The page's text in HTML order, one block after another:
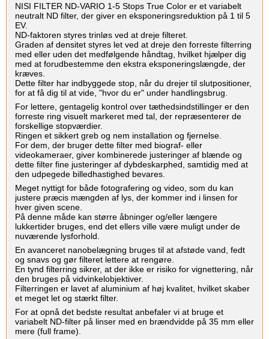
‎NISI FILTER ND-VARIO 1-5 Stops True Color‎‎ er et variabelt
neutralt ND filter, der giver en eksponeringsreduktion på 1 til 5
EV. ‎
ND-faktoren styres trinløs ved at dreje filteret. ‎
‎Graden af densitet styres let ved at dreje den forreste filterring
med eller uden det medfølgende håndtag, hvilket hjælper dig
med at forudbestemme den ekstra eksponeringslængde, der
kræves. ‎
‎Dette filter har indbyggede stop, når du drejer til slutpositioner,
for at få dig til at vide, "hvor du er" under handlingsbrug.‎
‎For lettere, gentagelig kontrol over tæthedsindstillinger er den
forreste ring visuelt markeret med tal, der repræsenterer de
forskellige stopværdier.
Ringen et sikkert greb og nem installation og fjernelse. ‎
‎For dem, der bruger dette filter med biograf- eller
videokameraer, giver kombinerede justeringer af blænde og
dette filter fine justeringer af dybdeskarphed, samtidig med at
den udpegede billedhastighed bevares.‎
‎Meget nyttigt for både fotografering og video, som du kan
justere præcis mængden af lys, der kommer ind i linsen for
hver given scene. ‎
På denne måde kan større åbninger og/eller længere
lukkertider bruges, end det ellers ville være muligt under de
nuværende lysforhold.‎
‎En avanceret nanobelægning bruges til at afstøde vand, fedt
og snavs og gør filteret lettere at rengøre. ‎
En tynd filterring sikrer, at der ikke er risiko for vignettering, når
den bruges på vidvinkelobjektiver. ‎
Filterringen er lavet af aluminium af høj kvalitet, hvilket skaber
et meget let og stærkt filter.‎
‎For at opnå det bedste resultat anbefaler vi at bruge et
variabelt ND-filter på linser med en brændvidde på 35 mm eller
mere (full frame).‎